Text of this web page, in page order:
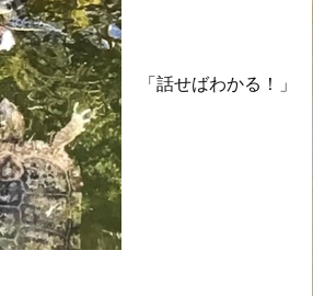
「話せばわかる！」